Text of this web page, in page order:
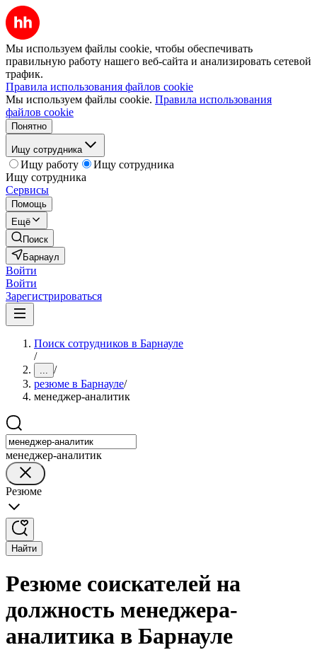
Мы используем файлы cookie, чтобы обеспечивать
правильную работу нашего веб-сайта и анализировать сетевой
трафик.
Правила использования файлов cookie
Мы используем файлы cookie. Правила использования
файлов cookie
Понятно
Ищу сотрудника
Ищу работу
Ищу сотрудника
Ищу сотрудника
Сервисы
Помощь
Ещё
Поиск
Барнаул
Войти
Войти
Зарегистрироваться
Поиск сотрудников в Барнауле
/
... /
резюме в Барнауле/
менеджер-аналитик
менеджер-аналитик
Резюме
Найти
Резюме соискателей на
должность менеджера-
аналитика в Барнауле